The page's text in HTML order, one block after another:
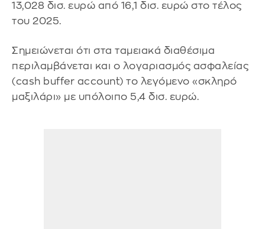
13,028 δισ. ευρώ από 16,1 δισ. ευρώ στο τέλος
του 2025.
Σημειώνεται ότι στα ταμειακά διαθέσιμα
περιλαμβάνεται και o λογαριασμός ασφαλείας
(cash buffer account) το λεγόμενο «σκληρό
μαξιλάρι» με υπόλοιπο 5,4 δισ. ευρώ.